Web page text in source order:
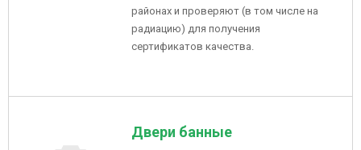
районах и проверяют (в том числе на
радиацию) для получения
сертификатов качества.
Двери банные